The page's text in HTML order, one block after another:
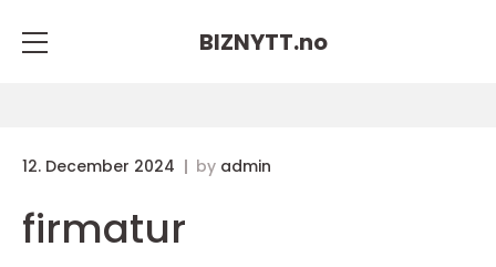
BIZNYTT.no
12. December 2024 by admin
firmatur